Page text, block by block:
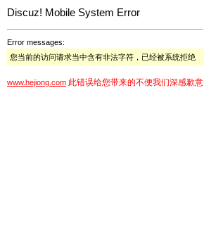
Discuz! Mobile System Error
Error messages:
您当前的访问请求当中含有非法字符，已经被系统拒绝
www.hejiong.com 此错误给您带来的不便我们深感歉意